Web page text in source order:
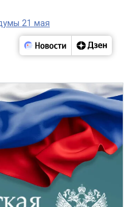
21 мая